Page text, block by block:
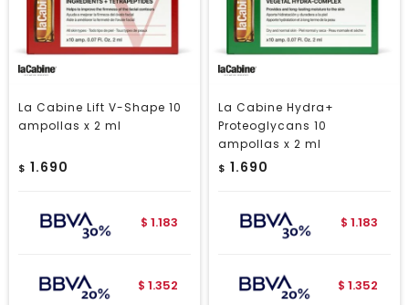
La Cabine Lift V-Shape 10
ampollas x 2 ml
$ 1.690
$ 1.183
$ 1.352
La Cabine Hydra+
Proteoglycans 10
ampollas x 2 ml
$ 1.690
$ 1.183
$ 1.352